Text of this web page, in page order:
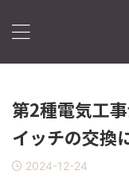
第2種電気工
イッチの交
2024-12-24